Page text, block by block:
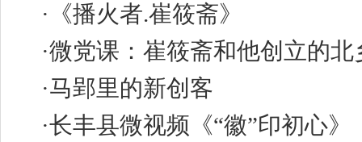
· 《播火者.崔筱斋》
·微党课：崔筱斋和他创立的北
·马郢里的新创客
·长丰县微视频《“徽”印初心》